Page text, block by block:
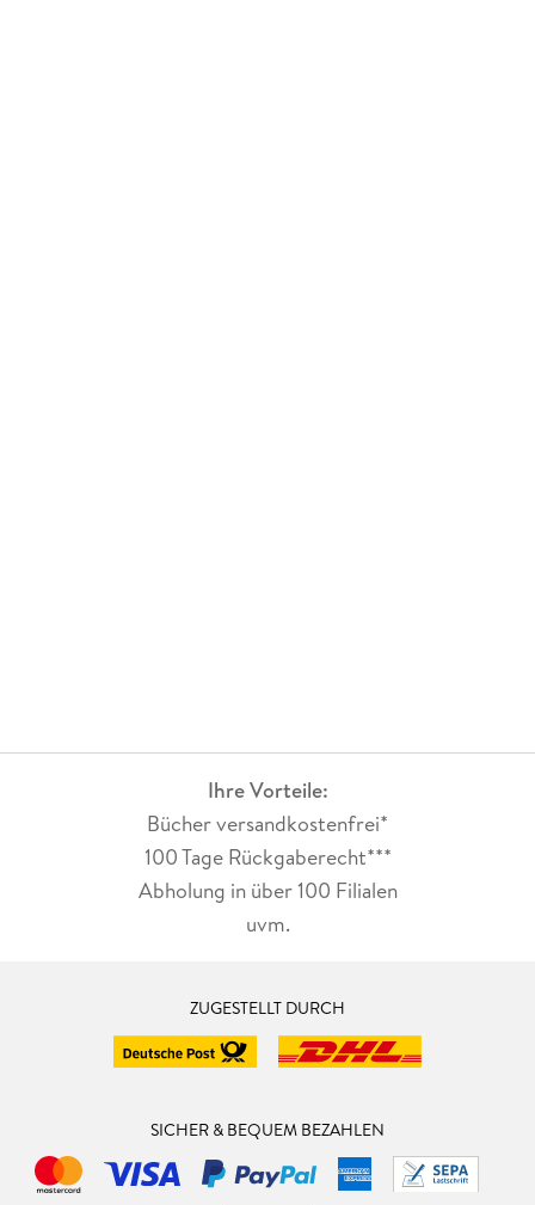
Ihre Vorteile:
Bücher versandkostenfrei*
100 Tage Rückgaberecht***
Abholung in über 100 Filialen
uvm.
ZUGESTELLT DURCH
SICHER & BEQUEM BEZAHLEN